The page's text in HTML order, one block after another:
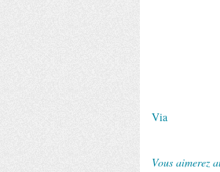
Via
Vous aimerez